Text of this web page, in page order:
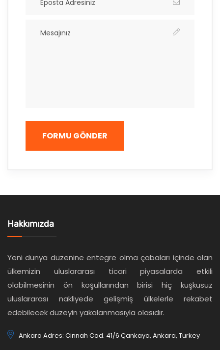
FORMU GÖNDER
Hakkımızda
Yeni dünya düzenine entegre olma çabaları içinde olan
ülkemizin uluslararası ticari piyasalarda etkili
olabilmesinin ön koşullarından birisi hiç kuşkusuz
uluslararası nakliyede gelişmiş ülkelerle rekabet
edebilecek düzeyin yakalanmasıyla olasıdır.
Ankara Adres: Cinnah Cad. 41/6 Çankaya, Ankara, Turkey